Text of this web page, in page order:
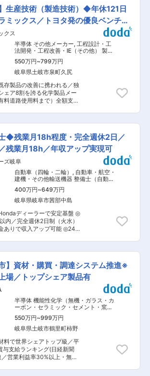
ため、医師に対して粘り強く
をとり認知度を上げることが
また患者に対しては1対1での
になるため、BtoCの営業経験
験を活かせる場がたくさんあ
宅医療機器のレンタル及びサ
す。 フクダ電子の強みは、医
ィングカンパニーとして心電
開発・製造・販売を通して安
供し、予防〜在宅医療のトー
っています 高齢化が加速し、
方が増え、それらの療養者を
会社の定め
イ素基板、セラミックフィラ
・試作対応、量産体制構築の
信業界で活躍する材料に携わ
◎会社の成長と共に自身の成
◎若手社員が多く活気のある
あります。 ・エキスパート
して業務を遂行、部門の技術
注力） ・マネジメント（プロ
営、管理に注力） ※志向や適
へのローテーションを含めた
す。 ■MARUWAの
利益ともに右肩上がり（24
の投資、 生産性向上・品質向
積極的であり、 25年度設備
78億円 → 25年度約150〜
ております。 ◇技術力 素
でを一貫して行っており、他
力が強みです。 MARUWAの
他社製品よりも高い熱耐性を
信‘5G’‘6G’、EV（電気自動
世代を担う多くの業界に重宝
難易度の高いオーダーにも応
、利益率は30%超えと高い利
。 ◇社員を大切にする風土
：開放的なフリースペース／
導入／中途離職率5.96%（24
還元：賞与支給ランキング
生産技術（製造技術）◆年休121日
ミックス／トヨタ発の優良ベンチャ
クス
半導体 その他メーカー, 工程設計・工
法開発・工程改善・IE（その他） 製造
プロセス開発・工法開発（無機・セラ
ミック・非鉄金属）
550万円~799万円
岐阜県土岐市泉町久尻
存製品の改善に携われる／独
ェア8割を誇る化学製品メー
料道路使用料まで）全額支
ですが、さらなる事業拡大と
を目的として「製造技術担
： 製造技術
ンとして、新規開発品の量産
業務をお任せいたします。具
当いただきます。 ◇新規
新規設備導入（要求品質を満
産条件検討（試作） ・標準
改善： ・
改善による原価低減（バッチ
改善・工数削減） ・品質向
◇既存製品の不具
（手順ミスや設備故障等を除
加分析や試作） ・生産条件
進： 若手でも主体的に新規設
キルと経験を積むことができ
動車、信越化学工業の合同出
的な経営基盤があります。積
を行っており、社員がチャレ
整えています。 ◇独自の技術
術力により高い利益率を実現
加価値のあるマーケットに向
を行い、大手企業に負けない
ます。 変更の範囲：
士◆残業月18h程度・完全週休2日／
残業月18h／年収アップ実現可
ズ岐阜
自動車（四輪・二輪） , 自動車・航空・
建機・その他輸送機器 整備士（自動
車・建機・航空機など）
400万円~649万円
岐阜県岐阜市茜部中島
ディーラーで安定基盤 ◎
内／完全週休2日制（火水）
ありで収入アップ可能 ◎24歳
「働きやすさ×安定×技術
軽自動車の点検・整備・車検
。 お客様の安全・安心を支え
ステムで業務量を管理してい
せん。 ■具体的な業
点検 ・一般整備（消耗品交
障診断・トラブルシューティ
備内容の説明（慣れてから対
業務をお任せします →無理な
階的にスキルアップ可能
て働く魅力 （1）高い技術力
は独自の設計思想による構造
も高めです。 その分高い技術
カーズテクニカルセンターを
ら重整備まで幅広い経験を積
】資材・購買・調達システム推進※
場／トップシェア製品有
半導体 機能性化学（無機・ガラス・カ
ーボン・セラミック・セメント・窯
業）, 購買・調達・バイヤー・MD 間接
購買・総務購買
550万円~999万円
岐阜県土岐市鶴里町柿野
料で世界シェアトップ級／平
支給ランキング(日経新聞
営業利益率30%以上・無借